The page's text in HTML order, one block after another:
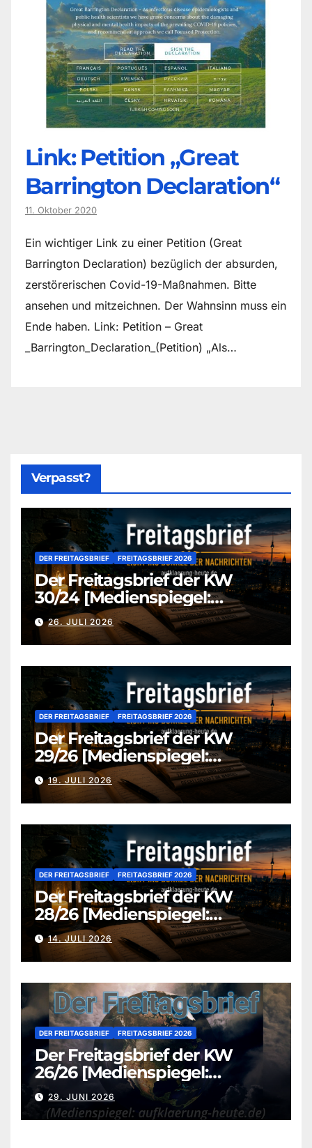
Link: Petition „Great
Barrington Declaration“
11. Oktober 2020
Ein wichtiger Link zu einer Petition (Great
Barrington Declaration) bezüglich der absurden,
zerstörerischen Covid-19-Maßnahmen. Bitte
ansehen und mitzeichnen. Der Wahnsinn muss ein
Ende haben. Link: Petition – Great
_Barrington_Declaration_(Petition) „Als…
Verpasst?
DER FREITAGSBRIEF FREITAGSBRIEF 2026
Der Freitagsbrief der KW
30/24 [Medienspiegel:
aufklaerung-heute-de]
26. JULI 2026
DER FREITAGSBRIEF FREITAGSBRIEF 2026
Der Freitagsbrief der KW
29/26 [Medienspiegel:
aufklaerung-heute.de]
19. JULI 2026
DER FREITAGSBRIEF FREITAGSBRIEF 2026
Der Freitagsbrief der KW
28/26 [Medienspiegel:
aufklaerung-heute.de]
14. JULI 2026
DER FREITAGSBRIEF FREITAGSBRIEF 2026
Der Freitagsbrief der KW
26/26 [Medienspiegel:
aufklaerung-heute.de]
29. JUNI 2026